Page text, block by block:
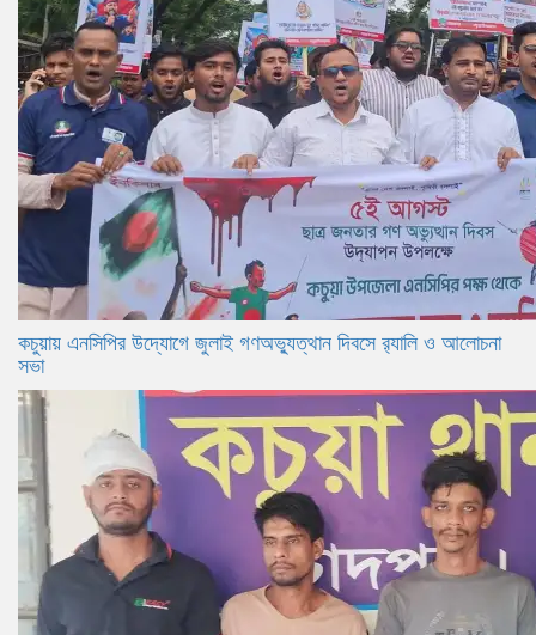
কচুয়ায় এনসিপির উদ্যোগে জুলাই গণঅভ্যুত্থান দিবসে র‌্যালি ও আলোচনা
সভা